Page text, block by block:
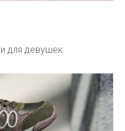
для девушек